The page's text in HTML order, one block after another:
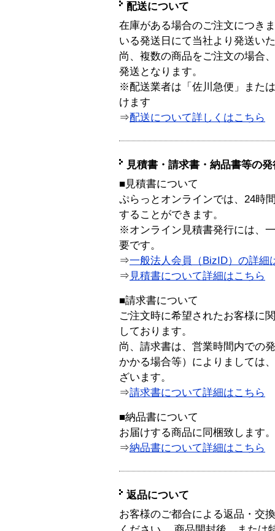
配送について
在庫がある場合のご注文につき
いる発送日にて当社より発送い
尚、複数の商品をご注文の場合
発送となります。
※配送業者は「佐川急便」また
けます
⇒配送について詳しくはこちら
見積書・請求書・納品書等の
■見積書について
ぷらっとオンラインでは、24時
することができます。
※オンライン見積書発行には、
要です。
⇒一般法人会員（BizID）の詳細
⇒ 見積書について詳細はこちら
■請求書について
ご注文時に希望されたお客様に
しております。
尚、請求書は、営業時間内での
かかる場合等）によりましては
ざいます。
⇒請求書について詳細はこちら
■納品書について
お届けする商品に同梱致します。
⇒納品書について詳細はこちら
返品について
お客様のご都合による返品・交